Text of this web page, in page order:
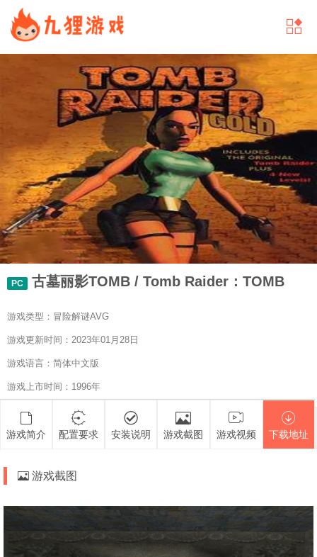
PC 古墓丽影TOMB / Tomb Raider：TOMB
游戏类型：冒险解谜AVG
游戏更新时间：2023年01月28日
游戏语言：简体中文版
游戏上市时间：1996年
游戏简介 配置要求 安装说明 游戏截图 游戏视频 下载地址
游戏截图